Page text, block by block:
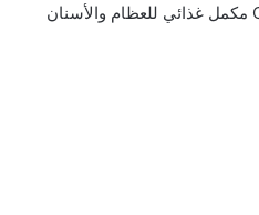
قد يصاحب استخدام CALTONEX مكمل غذائي للعظام والأسنان